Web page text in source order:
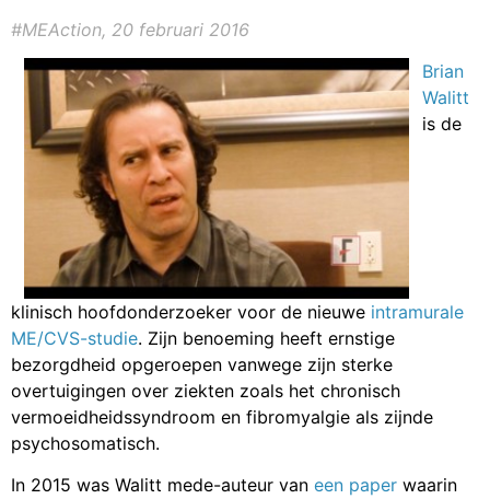
#MEAction, 20 februari 2016
Brian
Walitt
is de
klinisch hoofdonderzoeker voor de nieuwe intramurale
ME/CVS-studie. Zijn benoeming heeft ernstige
bezorgdheid opgeroepen vanwege zijn sterke
overtuigingen over ziekten zoals het chronisch
vermoeidheidssyndroom en fibromyalgie als zijnde
psychosomatisch.
In 2015 was Walitt mede-auteur van een paper waarin